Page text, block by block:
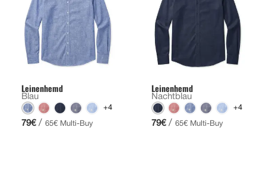
Leinenhemd
Blau
+4
79€ / 65€ Multi-Buy
Leinenhemd
Nachtblau
+4
79€ / 65€ Multi-Buy